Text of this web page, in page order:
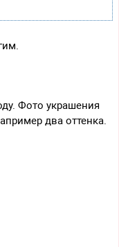
Фото украшения
два оттенка.